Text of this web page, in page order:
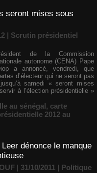
seront mises sous
| Scrutin présidentiel
de la Commission
autonome (CENA) Pape
a annoncé, vendredi, que
d’électeur qui ne seront pas
samedi « seront mises
à l’élection présidentielle »
au sénégal, carte
2012 au
dénonce le manque
| 31/10/2011 | Politique